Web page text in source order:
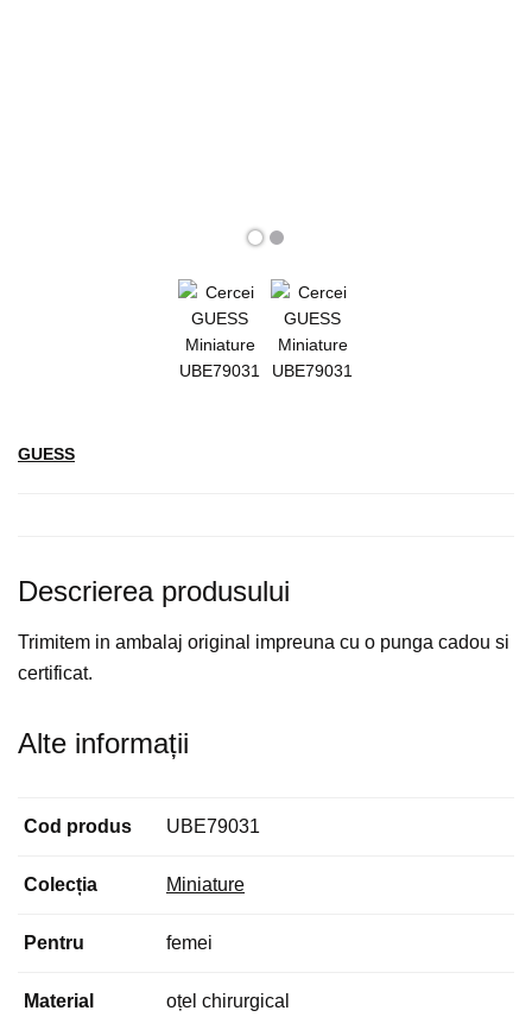
GUESS
Descrierea produsului
Trimitem in ambalaj original impreuna cu o punga cadou si
certificat.
Alte informații
Cod produs UBE79031
Colecția Miniature
Pentru femei
Material oțel chirurgical